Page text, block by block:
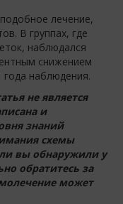
лечение,
В группах, где
наблюдался
снижением
наблюдения.
не является
и
знаний
схемы
вы обнаружили у
обратитесь за
может